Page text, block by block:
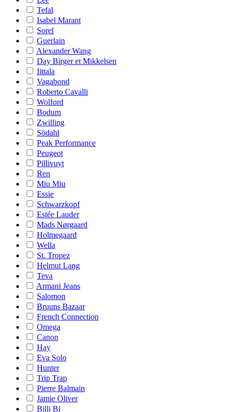
Tefal
Isabel Marant
Sorel
Guerlain
Alexander Wang
Day Birger et Mikkelsen
Iittala
Vagabond
Roberto Cavalli
Wolford
Bodum
Zwilling
Södahl
Peak Performance
Peugeot
Pillivuyt
Ren
Miu Miu
Essie
Schwarzkopf
Estée Lauder
Mads Nørgaard
Holmegaard
Wella
St. Tropez
Helmut Lang
Teva
Armani Jeans
Salomon
Bruuns Bazaar
French Connection
Omega
Canon
Hay
Eva Solo
Hunter
Trip Trap
Pierre Balmain
Jamie Oliver
Billi Bi